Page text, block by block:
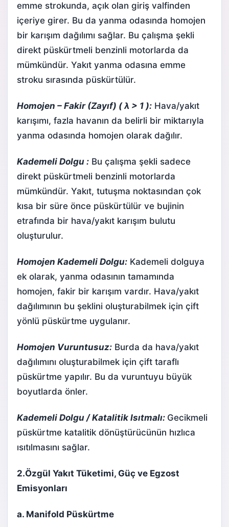
emme strokunda, açık olan giriş valfinden
içeriye girer. Bu da yanma odasında homojen
bir karışım dağılımı sağlar. Bu çalışma şekli
direkt püskürtmeli benzinli motorlarda da
mümkündür. Yakıt yanma odasına emme
stroku sırasında püskürtülür.
Homojen – Fakir (Zayıf) ( λ > 1 ): Hava/yakıt
karışımı, fazla havanın da belirli bir miktarıyla
yanma odasında homojen olarak dağılır.
Kademeli Dolgu : Bu çalışma şekli sadece
direkt püskürtmeli benzinli motorlarda
mümkündür. Yakıt, tutuşma noktasından çok
kısa bir süre önce püskürtülür ve bujinin
etrafında bir hava/yakıt karışım bulutu
oluşturulur.
Homojen Kademeli Dolgu: Kademeli dolguya
ek olarak, yanma odasının tamamında
homojen, fakir bir karışım vardır. Hava/yakıt
dağılımının bu şeklini oluşturabilmek için çift
yönlü püskürtme uygulanır.
Homojen Vuruntusuz: Burda da hava/yakıt
dağılımını oluşturabilmek için çift taraflı
püskürtme yapılır. Bu da vuruntuyu büyük
boyutlarda önler.
Kademeli Dolgu / Katalitik Isıtmalı: Gecikmeli
püskürtme katalitik dönüştürücünün hızlıca
ısıtılmasını sağlar.
2.Özgül Yakıt Tüketimi, Güç ve Egzost
Emisyonları
a. Manifold Püskürtme